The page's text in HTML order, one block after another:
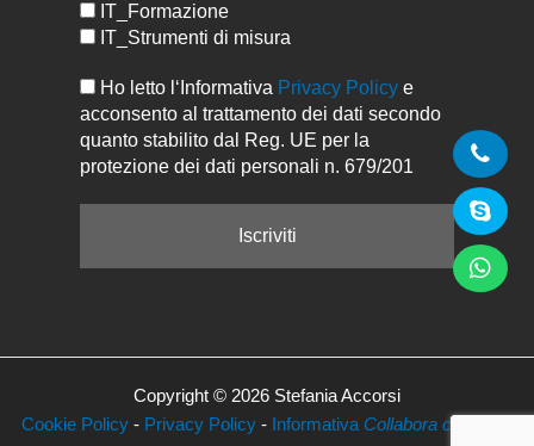
IT_Formazione
IT_Strumenti di misura
Ho letto l‘Informativa Privacy Policy e
acconsento al trattamento dei dati secondo
quanto stabilito dal Reg. UE per la
protezione dei dati personali n. 679/201
Copyright © 2026 Stefania Accorsi
Cookie Policy - Privacy Policy - Informativa Collabora con Noi